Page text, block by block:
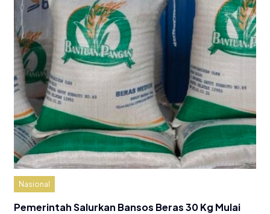
Nasional
Pemerintah Salurkan Bansos Beras 30 Kg Mulai